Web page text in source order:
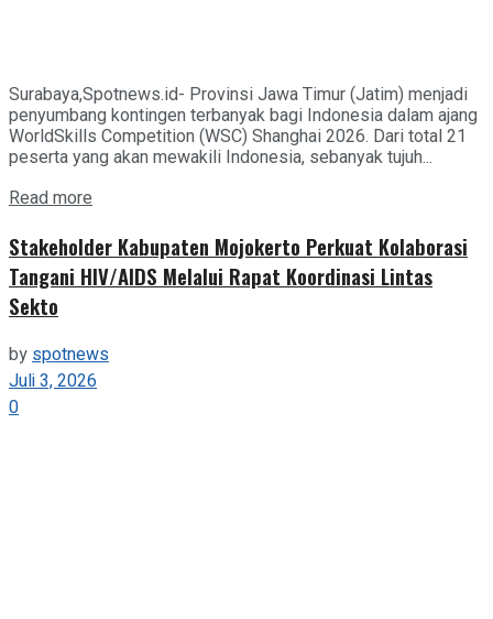
Surabaya,Spotnews.id- Provinsi Jawa Timur (Jatim) menjadi
penyumbang kontingen terbanyak bagi Indonesia dalam ajang
WorldSkills Competition (WSC) Shanghai 2026. Dari total 21
peserta yang akan mewakili Indonesia, sebanyak tujuh...
Read more
Stakeholder Kabupaten Mojokerto Perkuat Kolaborasi
Tangani HIV/AIDS Melalui Rapat Koordinasi Lintas
Sekto
byspotnews
Juli 3, 2026
0